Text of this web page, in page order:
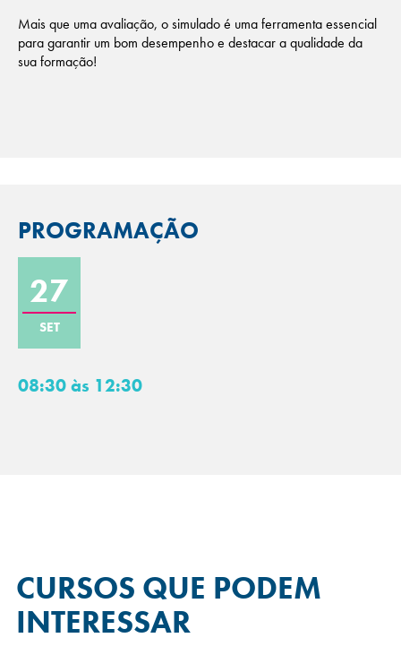
Mais que uma avaliação, o simulado é uma ferramenta essencial
para garantir um bom desempenho e destacar a qualidade da
sua formação!
PROGRAMAÇÃO
27
SET
08:30 às 12:30
CURSOS QUE PODEM
INTERESSAR